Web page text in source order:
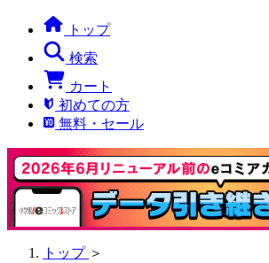
トップ
検索
カート
初めての方
無料・セール
トップ ＞